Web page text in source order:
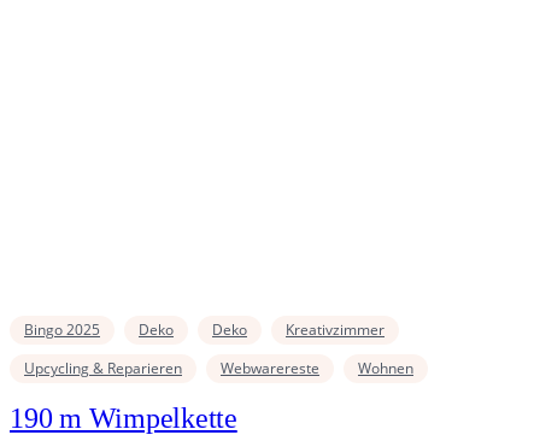
Bingo 2025 Deko Deko
Kreativzimmer
Upcycling & Reparieren
Webwarereste Wohnen
190 m Wimpelkette